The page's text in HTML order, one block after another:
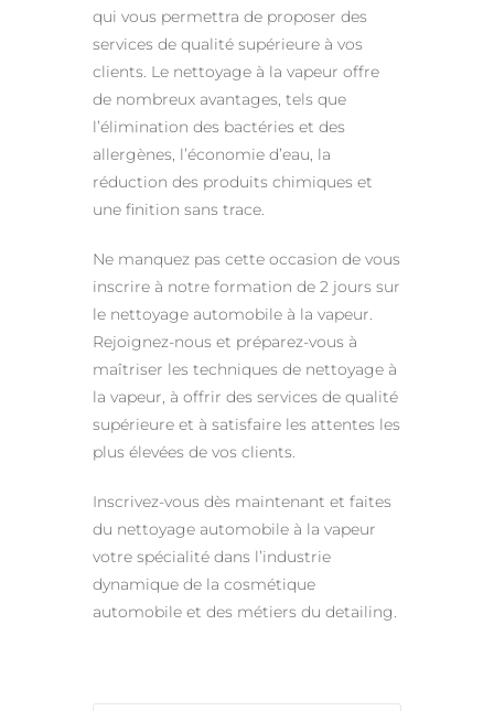
qui vous permettra de proposer des
services de qualité supérieure à vos
clients. Le nettoyage à la vapeur offre
de nombreux avantages, tels que
l’élimination des bactéries et des
allergènes, l’économie d’eau, la
réduction des produits chimiques et
une finition sans trace.
Ne manquez pas cette occasion de vous
inscrire à notre formation de 2 jours sur
le nettoyage automobile à la vapeur.
Rejoignez-nous et préparez-vous à
maîtriser les techniques de nettoyage à
la vapeur, à offrir des services de qualité
supérieure et à satisfaire les attentes les
plus élevées de vos clients.
Inscrivez-vous dès maintenant et faites
du nettoyage automobile à la vapeur
votre spécialité dans l’industrie
dynamique de la cosmétique
automobile et des métiers du detailing.